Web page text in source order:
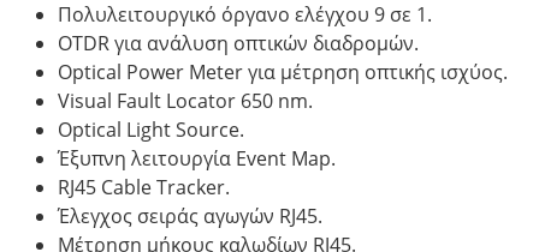
Πολυλειτουργικό όργανο ελέγχου 9 σε 1.
OTDR για ανάλυση οπτικών διαδρομών.
Optical Power Meter για μέτρηση οπτικής ισχύος.
Visual Fault Locator 650 nm.
Optical Light Source.
Έξυπνη λειτουργία Event Map.
RJ45 Cable Tracker.
Έλεγχος σειράς αγωγών RJ45.
Μέτρηση μήκους καλωδίων RJ45.